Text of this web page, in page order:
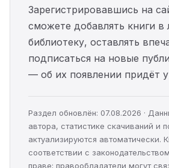
Зарегистрировавшись на
сможете добавлять книги в
библиотеку, оставлять
подписаться на новые
— об их появлении придёт
Раздел обновлён: 07.08.2026 ·
автора, статистике скачиваний и
актуализируются автоматически.
соответствии с
праве; правообладатели могут